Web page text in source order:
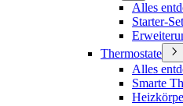
Alles
Starter-
Thermostate
Alles
Smarte